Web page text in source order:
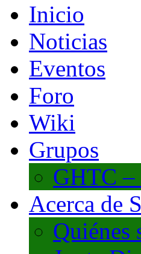
Inicio
Noticias
Eventos
Foro
Wiki
Grupos
GHTC –
Acerca de
Quiénes